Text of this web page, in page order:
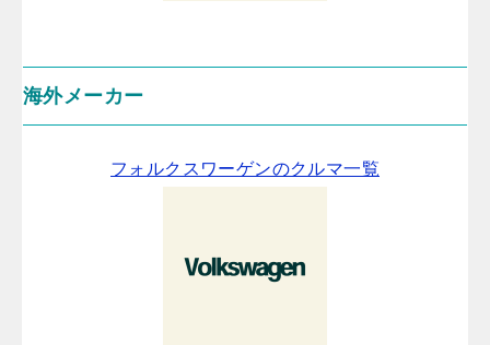
海外メーカー
フォルクスワーゲンのクルマ一覧